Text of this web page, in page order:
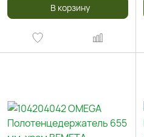
В корзину